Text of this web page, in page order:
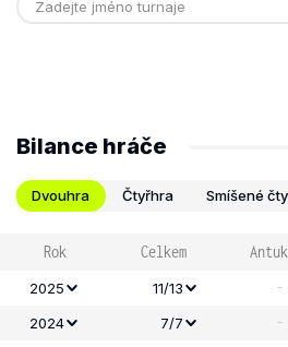
Bilance hráče
Dvouhra Čtyřhra Smíšené
Rok Celkem
2025 11/13 -
2024 7/7 -